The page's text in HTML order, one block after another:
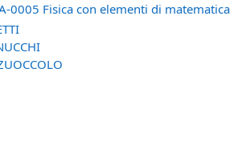
0005 Fisica con elementi di matematica